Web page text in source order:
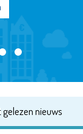
gelezen nieuws